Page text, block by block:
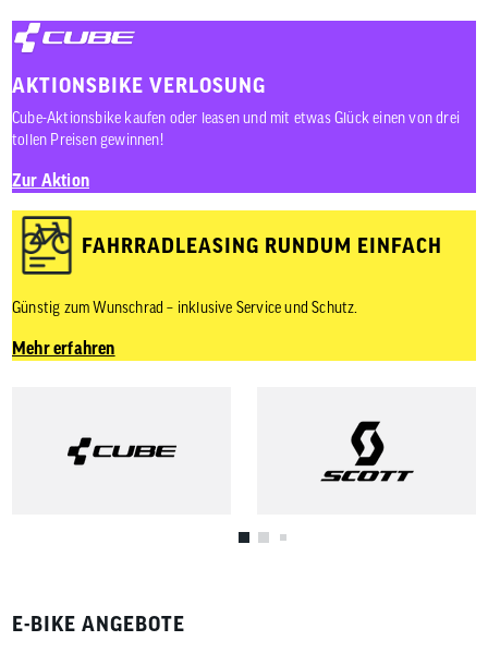
AKTIONSBIKE VERLOSUNG
Cube-Aktionsbike kaufen oder leasen und mit etwas Glück einen von drei
tollen Preisen gewinnen!
Zur Aktion
FAHRRADLEASING RUNDUM EINFACH
Günstig zum Wunschrad – inklusive Service und Schutz.
Mehr erfahren
E-BIKE ANGEBOTE